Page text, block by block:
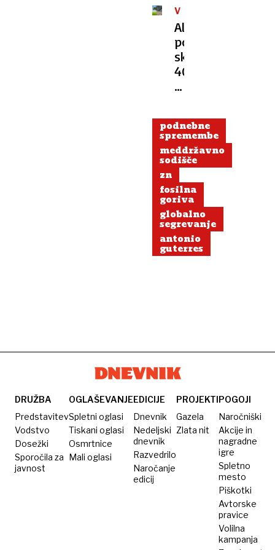
V
ŠTEVILKAH
Alarmanten
podatek:
skoraj
40
odstotkov
vrst
je
pred
izumrtjem
podnebne
spremembe
meddržavno
sodišče
zn
fosilna
goriva
globalno
segrevanje
antonio
guterres
DRUŽBA
Predstavitev
Vodstvo
Dosežki
Sporočila za
javnost
OGLAŠEVANJE
Spletni oglasi
Tiskani oglasi
Osmrtnice
Mali oglasi
EDICIJE
Dnevnik
Nedeljski
dnevnik
Razvedrilo
Naročanje
edicij
PROJEKTI
Gazela
Zlata nit
POGOJI
Naročniški
Akcije in
nagradne
igre
Spletno
mesto
Piškotki
Avtorske
pravice
Volilna
kampanja